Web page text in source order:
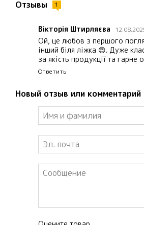
Отзывы 1
Вікторія Штирляєва
Ой, це любов з першого
інший біля ліжка 😍. Дуже
за якість продукції та гарне
Ответить
Новый отзыв или комментарий